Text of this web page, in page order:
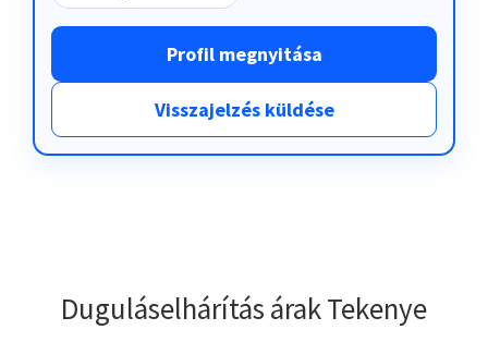
Profil megnyitása
Visszajelzés küldése
Duguláselhárítás árak Tekenye